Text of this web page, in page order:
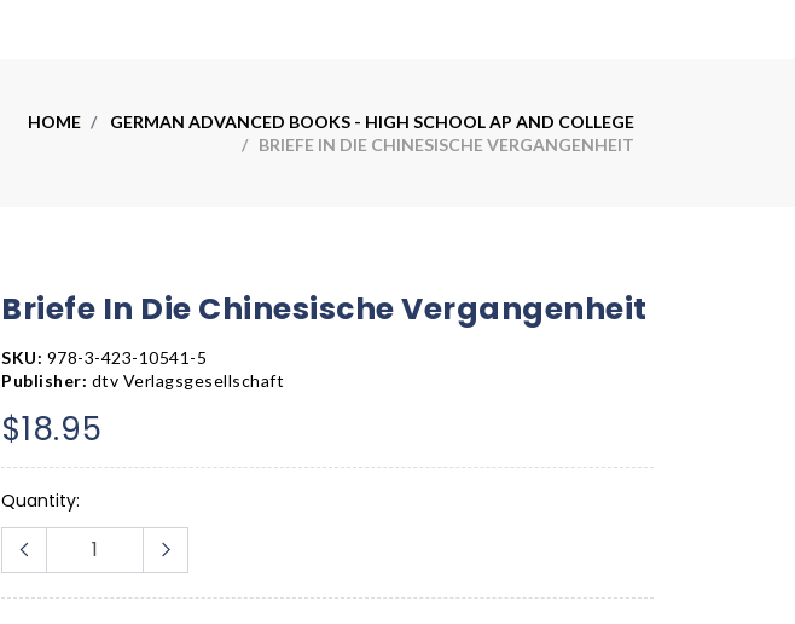
HOME
GERMAN ADVANCED BOOKS - HIGH SCHOOL AP AND COLLEGE
/ BRIEFE IN DIE CHINESISCHE VERGANGENHEIT
Briefe In Die Chinesische Vergangenheit
SKU: 978-3-423-10541-5
Publisher: dtv Verlagsgesellschaft
$18.95
Quantity: